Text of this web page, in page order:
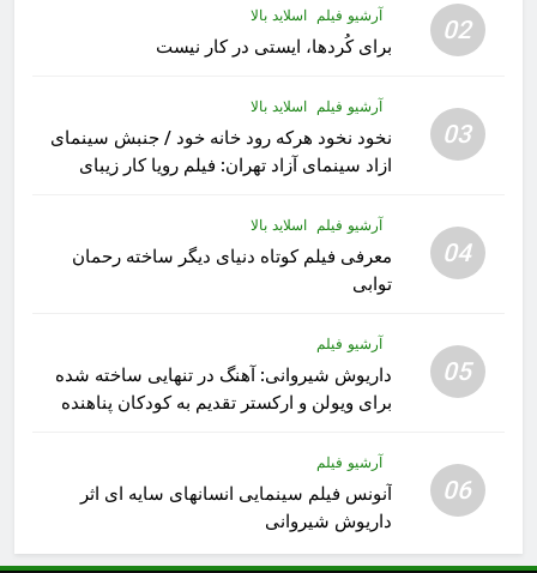
02 آرشیو فیلم اسلاید بالا
برای کُردها، ایستی در کار نیست
03
آرشیو فیلم اسلاید بالا
نخود نخود هرکه رود خانه خود / جنبش سینمای
ازاد سینمای آزاد تهران: فیلم رویا کار زیبای
04
آرشیو فیلم اسلاید بالا
معرفی فیلم کوتاه دنیای دیگر ساخته رحمان
توابی
05
آرشیو فیلم
داریوش شیروانی: آهنگ در تنهایی ساخته شده
برای ویولن و ارکستر تقدیم به کودکان پناهنده
06
آرشیو فیلم
آنونس فیلم سینمایی انسانهای سایه ای اثر
داریوش شیروانی